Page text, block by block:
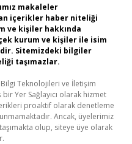
makaleler
içerikler haber niteliği
ve kişiler hakkında
kurum ve kişiler ile isim
Sitemizdeki bilgiler
taşımazlar.
Bilgi Teknolojileri ve İletişim
Yer Sağlayıcı olarak hizmet
proaktif olarak denetleme
Ancak, üyelerimiz
olup, siteye üye olarak